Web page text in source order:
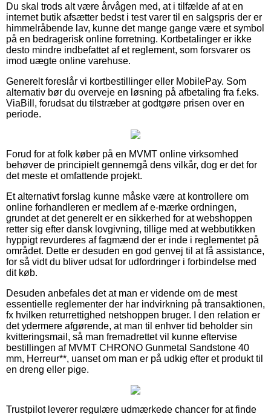
Du skal trods alt være årvågen med, at i tilfælde af at en
internet butik afsætter bedst i test varer til en salgspris der er
himmelråbende lav, kunne det mange gange være et symbol
på en bedragerisk online forretning. Kortbetalinger er ikke
desto mindre indbefattet af et reglement, som forsvarer os
imod uægte online varehuse.
Generelt foreslår vi kortbestillinger eller MobilePay. Som
alternativ bør du overveje en løsning på afbetaling fra f.eks.
ViaBill, forudsat du tilstræber at godtgøre prisen over en
periode.
Forud for at folk køber på en MVMT online virksomhed
behøver de principielt gennemgå dens vilkår, dog er det for
det meste et omfattende projekt.
Et alternativt forslag kunne måske være at kontrollere om
online forhandleren er medlem af e-mærke ordningen,
grundet at det generelt er en sikkerhed for at webshoppen
retter sig efter dansk lovgivning, tillige med at webbutikken
hyppigt revurderes af fagmænd der er inde i reglementet på
området. Dette er desuden en god genvej til at få assistance,
for så vidt du bliver udsat for udfordringer i forbindelse med
dit køb.
Desuden anbefales det at man er vidende om de mest
essentielle reglementer der har indvirkning på transaktionen,
fx hvilken returrettighed netshoppen bruger. I den relation er
det ydermere afgørende, at man til enhver tid beholder sin
kvitteringsmail, så man fremadrettet vil kunne eftervise
bestillingen af MVMT CHRONO Gunmetal Sandstone 40
mm, Herreur**, uanset om man er på udkig efter et produkt til
en dreng eller pige.
Trustpilot leverer regulære udmærkede chancer for at finde